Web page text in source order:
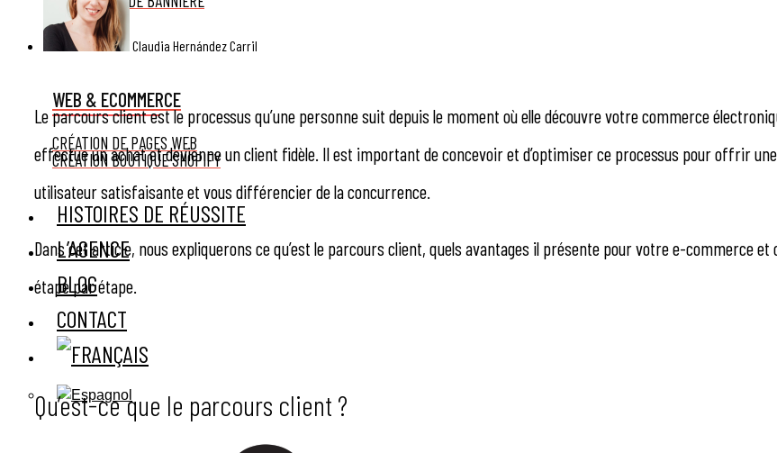
CATALOGUE
WEB & ECOMMERCE
CRÉATION DE PAGES WEB
CRÉATION BOUTIQUE SHOPIFY
HISTOIRES DE RÉUSSITE
L’AGENCE
BLOG
CONTACT
Claudia Hernández Carril
Le parcours client est le processus qu’une personne suit depuis le moment où elle découvre votre commerce
effectue un achat et devienne un client fidèle. Il est important de concevoir et d’optimiser ce processus pour offrir
utilisateur satisfaisante et vous différencier de la concurrence.
Dans cet article, nous expliquerons ce qu’est le parcours client, quels avantages il présente pour votre e-commerce
étape par étape.
Qu’est-ce que le parcours client ?